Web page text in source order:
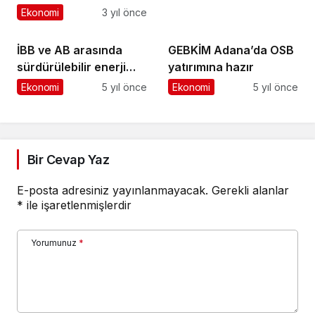
91 konut satıldı
Ekonomi 3 yıl önce
İBB ve AB arasında
sürdürülebilir enerji
anlaşması
Ekonomi 5 yıl önce
GEBKİM Adana’da OSB
yatırımına hazır
Ekonomi 5 yıl önce
Bir Cevap Yaz
E-posta adresiniz yayınlanmayacak. Gerekli alanlar
* ile işaretlenmişlerdir
Yorumunuz *